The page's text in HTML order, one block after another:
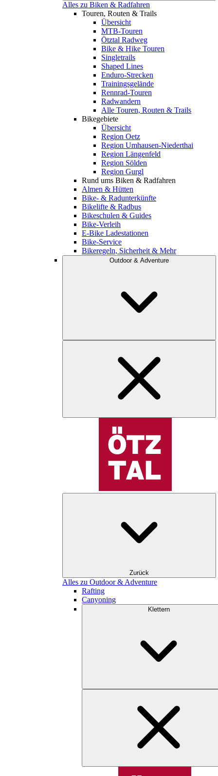
Alles zu Biken & Radfahren
Touren, Routen & Trails
Übersicht
MTB-Touren
Ötztal Radweg
Bike & Hike Touren
Singletrails
Shaped Lines
Enduro-Strecken
Trainingsgelände
Rennrad-Touren
Radwandern
Alle Touren, Routen & Trails
Bikegebiete
Übersicht
Region Oetz
Region Umhausen-Niederthai
Region Längenfeld
Region Sölden
Region Gurgl
Rund ums Biken & Radfahren
Almen & Hütten
Bike- & Radunterkünfte
Bikelifte & Radbus
Bikeschulen & Guides
Bike-Verleih
E-Bike Ladestationen
Bike-Service
Bikeregeln, Sicherheit & Mehr
Outdoor & Adventure
Zurück
Alles zu Outdoor & Adventure
Rafting
Canyoning
Klettern